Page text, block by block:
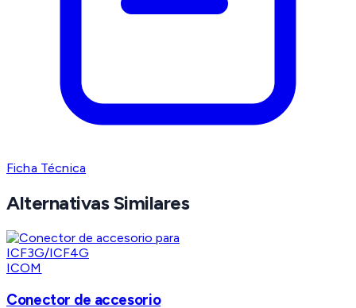
Ficha Técnica
Alternativas Similares
ICOM
Conector de accesorio